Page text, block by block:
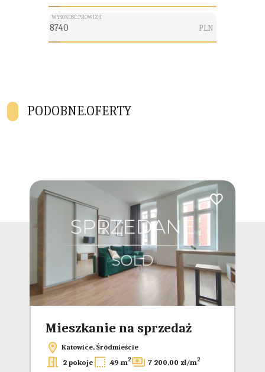
WYSOKOSC.PROWIZJI
PLN
PODOBNE.OFERTY
Dodaj do ulubionych Dodaj do
Mieszkanie na sprzedaż
Katowice, Śródmieście
2 pokoje 49 m2 7 200,00 zł/m2